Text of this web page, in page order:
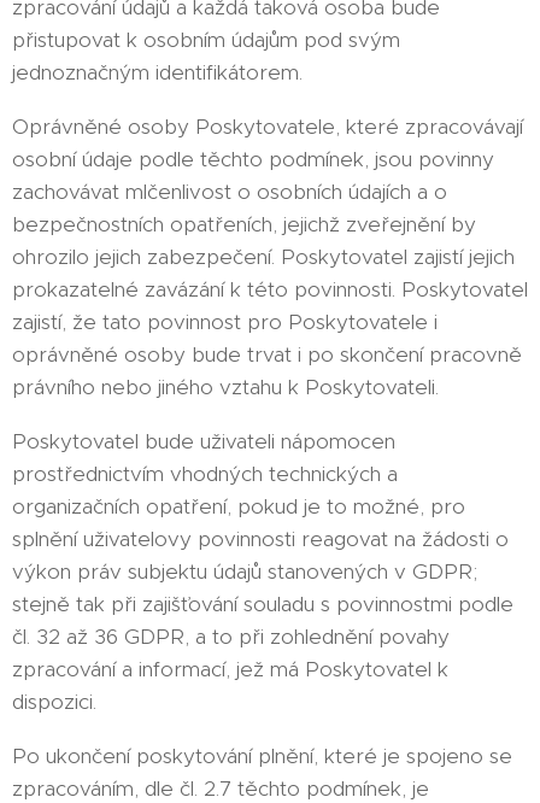
zpracování údajů a každá taková osoba bude
přistupovat k osobním údajům pod svým
jednoznačným identifikátorem.
Oprávněné osoby Poskytovatele, které zpracovávají
osobní údaje podle těchto podmínek, jsou povinny
zachovávat mlčenlivost o osobních údajích a o
bezpečnostních opatřeních, jejichž zveřejnění by
ohrozilo jejich zabezpečení. Poskytovatel zajistí jejich
prokazatelné zavázání k této povinnosti. Poskytovatel
zajistí, že tato povinnost pro Poskytovatele i
oprávněné osoby bude trvat i po skončení pracovně
právního nebo jiného vztahu k Poskytovateli.
Poskytovatel bude uživateli nápomocen
prostřednictvím vhodných technických a
organizačních opatření, pokud je to možné, pro
splnění uživatelovy povinnosti reagovat na žádosti o
výkon práv subjektu údajů stanovených v GDPR;
stejně tak při zajišťování souladu s povinnostmi podle
čl. 32 až 36 GDPR, a to při zohlednění povahy
zpracování a informací, jež má Poskytovatel k
dispozici.
Po ukončení poskytování plnění, které je spojeno se
zpracováním, dle čl. 2.7 těchto podmínek, je